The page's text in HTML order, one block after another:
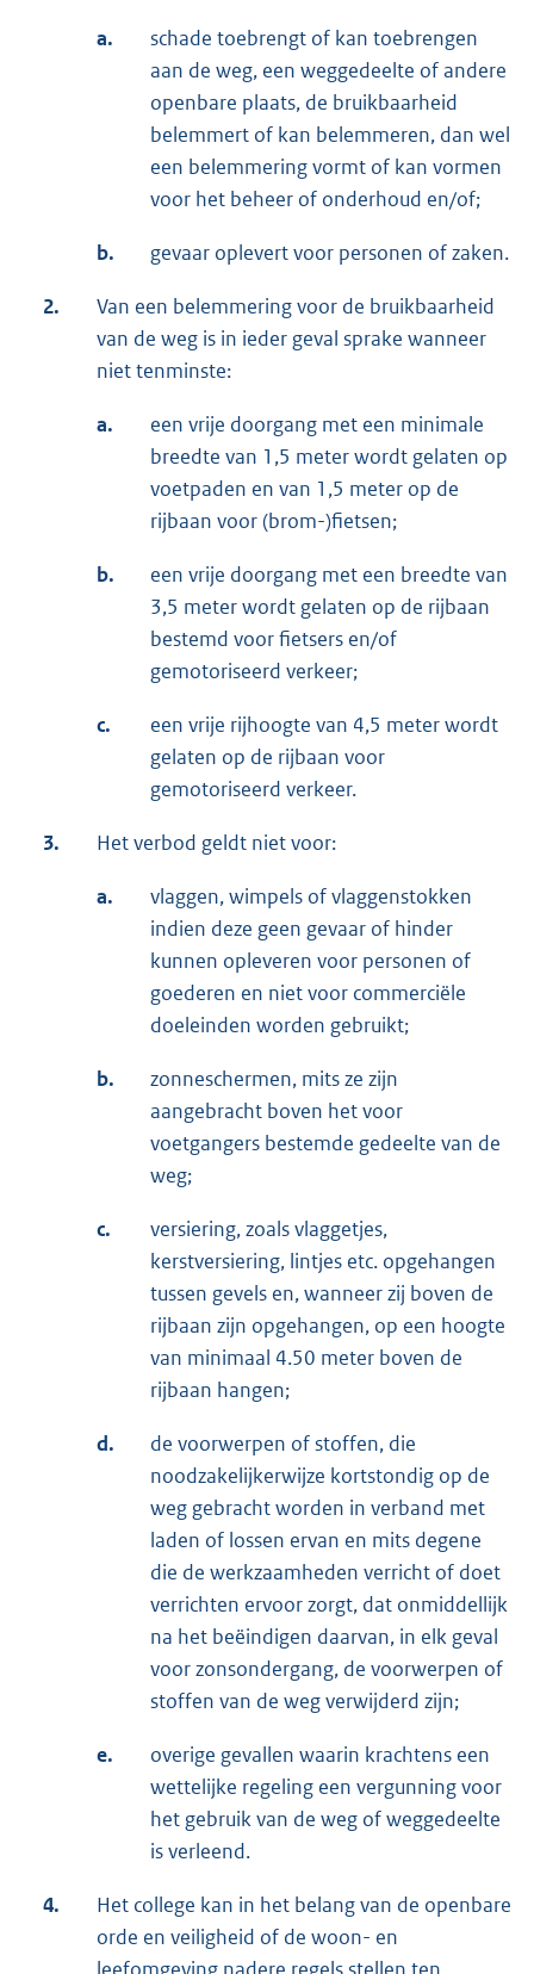
a.
schade toebrengt of kan toebrengen
aan de weg, een weggedeelte of andere
openbare plaats, de bruikbaarheid
belemmert of kan belemmeren, dan wel
een belemmering vormt of kan vormen
voor het beheer of onderhoud en/of;
b. gevaar oplevert voor personen of zaken.
2.
Van een belemmering voor de bruikbaarheid
van de weg is in ieder geval sprake wanneer
niet tenminste:
a.
een vrije doorgang met een minimale
breedte van 1,5 meter wordt gelaten op
voetpaden en van 1,5 meter op de
rijbaan voor (brom-)fietsen;
b.
een vrije doorgang met een breedte van
3,5 meter wordt gelaten op de rijbaan
bestemd voor fietsers en/of
gemotoriseerd verkeer;
c.
een vrije rijhoogte van 4,5 meter wordt
gelaten op de rijbaan voor
gemotoriseerd verkeer.
3. Het verbod geldt niet voor:
a.
vlaggen, wimpels of vlaggenstokken
indien deze geen gevaar of hinder
kunnen opleveren voor personen of
goederen en niet voor commerciële
doeleinden worden gebruikt;
b.
zonneschermen, mits ze zijn
aangebracht boven het voor
voetgangers bestemde gedeelte van de
weg;
c.
versiering, zoals vlaggetjes,
kerstversiering, lintjes etc. opgehangen
tussen gevels en, wanneer zij boven de
rijbaan zijn opgehangen, op een hoogte
van minimaal 4.50 meter boven de
rijbaan hangen;
d.
de voorwerpen of stoffen, die
noodzakelijkerwijze kortstondig op de
weg gebracht worden in verband met
laden of lossen ervan en mits degene
die de werkzaamheden verricht of doet
verrichten ervoor zorgt, dat onmiddellijk
na het beëindigen daarvan, in elk geval
voor zonsondergang, de voorwerpen of
stoffen van de weg verwijderd zijn;
e.
overige gevallen waarin krachtens een
wettelijke regeling een vergunning voor
het gebruik van de weg of weggedeelte
is verleend.
4.
Het college kan in het belang van de openbare
orde en veiligheid of de woon- en